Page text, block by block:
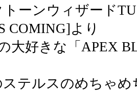
ーンウィザード
COMING]より
大好きな「APEX
テルスのめちゃ